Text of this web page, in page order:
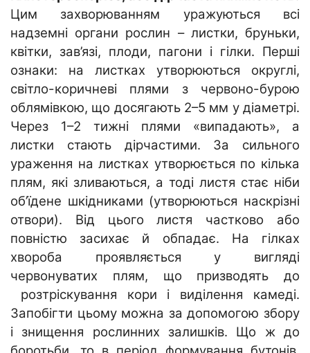
Цим захворюванням уражуються всі
надземні органи рослин – листки, бруньки,
квітки, зав’язі, плоди, пагони і гілки. Перші
ознаки: на листках утворюються округлі,
світло-коричневі плями з червоно-бурою
облямівкою, що досягають 2–5 мм у діаметрі.
Через 1–2 тижні плями «випадають», а
листки стають дірчастими. За сильного
ураження на листках утворюється по кілька
плям, які зливаються, а тоді листя стає ніби
об’їдене шкідниками (утворюються наскрізні
отвори). Від цього листя частково або
повністю засихає й обпадає. На гілках
хвороба проявляється у вигляді
червонуватих плям, що призводять до
розтріскування кори і виділення камеді.
Запобігти цьому можна за допомогою збору
і знищення рослинних залишків. Що ж до